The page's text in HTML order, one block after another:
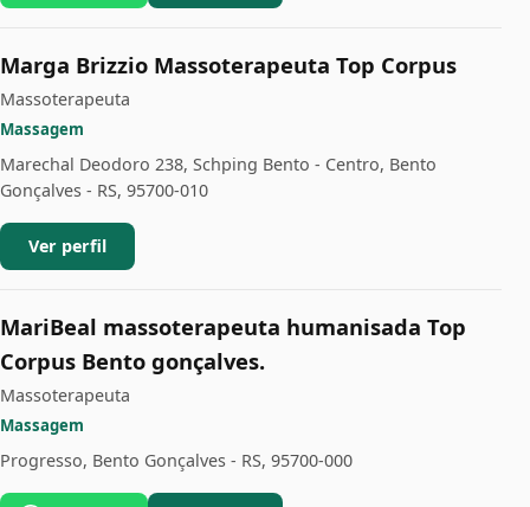
Marga Brizzio Massoterapeuta Top Corpus
Massoterapeuta
Massagem
Marechal Deodoro 238, Schping Bento - Centro, Bento
Gonçalves - RS, 95700-010
Ver perfil
MariBeal massoterapeuta humanisada Top
Corpus Bento gonçalves.
Massoterapeuta
Massagem
Progresso, Bento Gonçalves - RS, 95700-000